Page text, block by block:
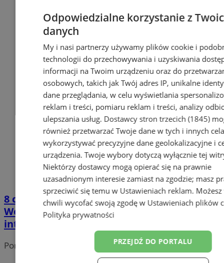
8 czerwca: Festyn Środowiskowy w
Wodzisławiu Śląskim – muzyka, atrakcje i
integracja
Portal należy do sieci
Odpowiedzialne korzystanie z
danych
My i nasi partnerzy używamy plików cookie i
technologii do przechowywania i uzyskiwania
informacji na Twoim urządzeniu oraz do
osobowych, takich jak Twój adres IP, unikalne
dane przeglądania, w celu wyświetlania
reklam i treści, pomiaru reklam i treści, analizy
ulepszania usług. Dostawcy stron trzecich (1845)
również przetwarzać Twoje dane w tych i innych
wykorzystywać precyzyjne dane geolokalizacyjne i
urządzenia. Twoje wybory dotyczą wyłącznie tej
Niektórzy dostawcy mogą opierać się na prawnie
uzasadnionym interesie zamiast na zgodzie; masz
sprzeciwić się temu w Ustawieniach reklam.
chwili wycofać swoją zgodę w Ustawieniach plików
Polityka prywatności
PRZEJDŹ DO PORTALU